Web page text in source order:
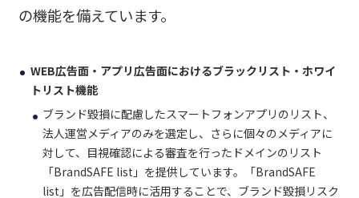
の機能を備えています。
WEB広告面・アプリ広告面におけるブラックリスト・ホワイ
トリスト機能
ブランド毀損に配慮したスマートフォンアプリのリスト、
法人運営メディアのみを選定し、さらに個々のメディアに
対して、目視確認による審査を行ったドメインのリスト
「BrandSAFE list」を提供しています。「BrandSAFE
list」を広告配信時に活用することで、ブランド毀損リスク